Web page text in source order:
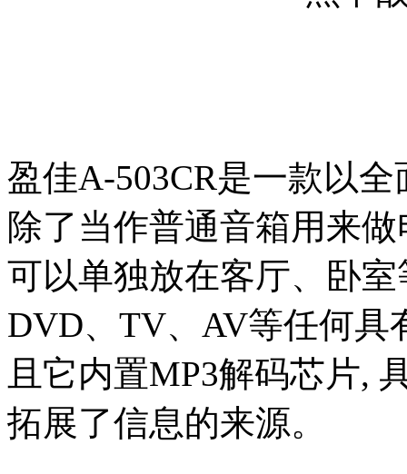
盈佳A-503CR是一款以
除了当作普通音箱用来
可以单独放在客厅、卧
DVD、TV、AV等任何具
且它内置MP3解码芯片,
拓展了信息的来源。